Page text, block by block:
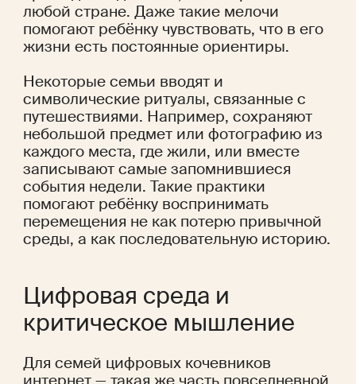
любой стране. Даже такие мелочи
помогают ребёнку чувствовать, что в его
жизни есть постоянные ориентиры.
Некоторые семьи вводят и
символические ритуалы, связанные с
путешествиями. Например, сохраняют
небольшой предмет или фотографию из
каждого места, где жили, или вместе
записывают самые запомнившиеся
события недели. Такие практики
помогают ребёнку воспринимать
перемещения не как потерю привычной
среды, а как последовательную историю.
Цифровая среда и
критическое мышление
Для семей цифровых кочевников